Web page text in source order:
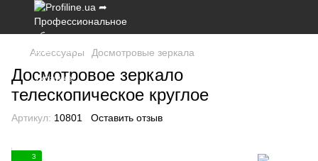
Аксессуары Досмотровые зеркала
Досмотровое зеркало
телескопическое круглое
Артикул: 10801 Оставить отзыв
3